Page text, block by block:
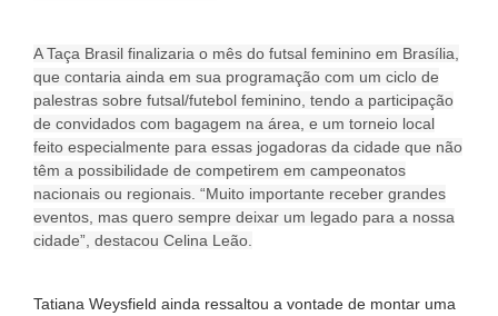
A Taça Brasil finalizaria o mês do futsal feminino em Brasília,
que contaria ainda em sua programação com um ciclo de
palestras sobre futsal/futebol feminino, tendo a participação
de convidados com bagagem na área, e um torneio local
feito especialmente para essas jogadoras da cidade que não
têm a possibilidade de competirem em campeonatos
nacionais ou regionais. “Muito importante receber grandes
eventos, mas quero sempre deixar um legado para a nossa
cidade”, destacou Celina Leão.
Tatiana Weysfield ainda ressaltou a vontade de montar uma